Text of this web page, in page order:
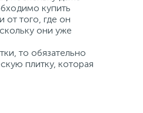
купить
от того, где он
они уже
то обязательно
плитку, которая